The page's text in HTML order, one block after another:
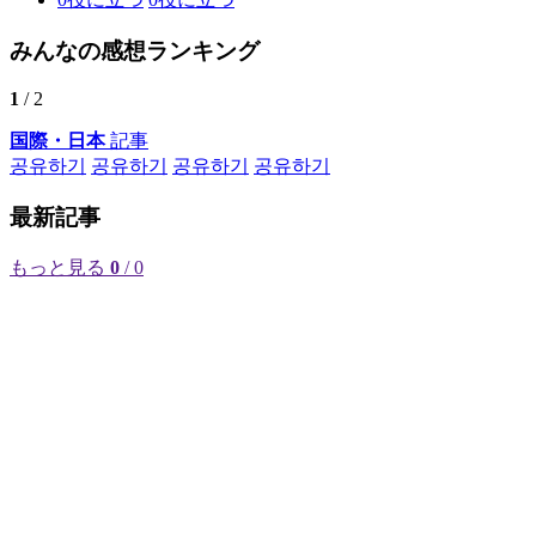
みんなの感想ランキング
1 / 2
国際・日本記事
공유하기
공유하기 공유하기 공유하기
最新記事
もっと見る 0 / 0